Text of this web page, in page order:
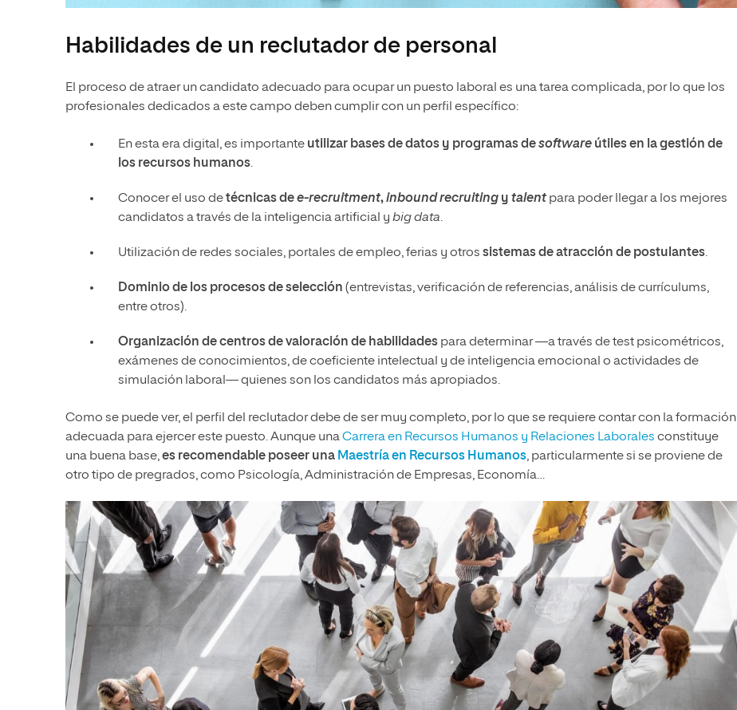
Habilidades de un reclutador de personal
El proceso de atraer un candidato adecuado para ocupar un puesto laboral es una tarea complicada, por lo que los
profesionales dedicados a este campo deben cumplir con un perfil específico:
En esta era digital, es importante utilizar bases de datos y programas desoftware útiles en la gestión de
los recursos humanos.
Conocer el uso detécnicas dee-recruitment,inbound recruiting y talent para poder llegar a los mejores
candidatos a través de la inteligencia artificial y big data.
Utilización de redes sociales, portales de empleo, ferias y otros sistemas de atracción de postulantes.
Dominio de los procesos de selección (entrevistas, verificación de referencias, análisis de currículums,
entre otros).
Organización de centros de valoración de habilidades para determinar —a través de test psicométricos,
exámenes de conocimientos, de coeficiente intelectual y de inteligencia emocional o actividades de
simulación laboral— quienes son los candidatos más apropiados.
Como se puede ver, el perfil del reclutador debe de ser muy completo, por lo que se requiere contar con la formación
adecuada para ejercer este puesto. Aunque unaCarrera en Recursos Humanos y Relaciones Laborales constituye
una buena base,es recomendable poseer una Maestría en Recursos Humanos, particularmente si se proviene de
otro tipo de pregrados, como Psicología, Administración de Empresas, Economía…